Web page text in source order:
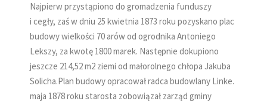
Najpierw przystąpiono do gromadzenia funduszy
i cegły, zaś w dniu 25 kwietnia 1873 roku pozyskano plac
budowy wielkości 70 arów od ogrodnika Antoniego
Lekszy, za kwotę 1800 marek. Następnie dokupiono
jeszcze 214,52 m2 ziemi od małorolnego chłopa Jakuba
Solicha.Plan budowy opracował radca budowlany Linke.
maja 1878 roku starosta zobowiązał zarząd gminy